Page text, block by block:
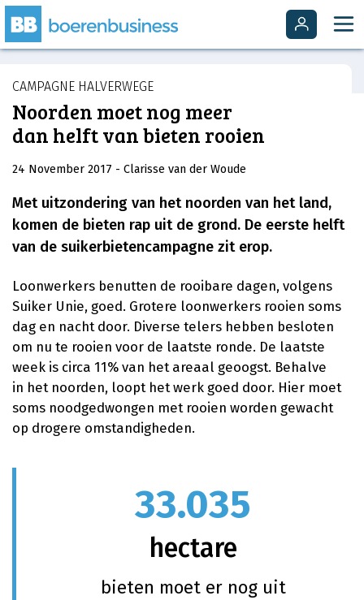
CAMPAGNE HALVERWEGE
Noorden moet nog meer
dan helft van bieten rooien
24 November 2017 - Clarisse van der Woude
Met uitzondering van het noorden van het land,
komen de bieten rap uit de grond. De eerste helft
van de suikerbietencampagne zit erop.
Loonwerkers benutten de rooibare dagen, volgens
Suiker Unie, goed. Grotere loonwerkers rooien soms
dag en nacht door. Diverse telers hebben besloten
om nu te rooien voor de laatste ronde. De laatste
week is circa 11% van het areaal geoogst. Behalve
in het noorden, loopt het werk goed door. Hier moet
soms noodgedwongen met rooien worden gewacht
op drogere omstandigheden.
33.035
hectare
bieten moet er nog uit